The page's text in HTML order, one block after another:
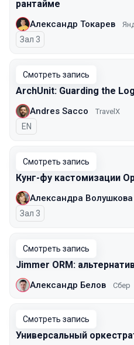
рантайме
Александр Токарев
Зал 3
Смотреть запись
ArchUnit: Guarding the
Andres Sacco TravelX
На английском языке
EN
Смотреть запись
Кунг-фу кастомизации
Александра Волушкова
Зал 3
Смотреть запись
Jimmer ORM:
Александр Белов Сбер
Смотреть запись
Универсальный